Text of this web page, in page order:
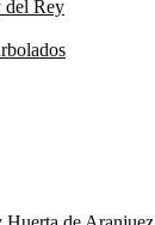
del Rey